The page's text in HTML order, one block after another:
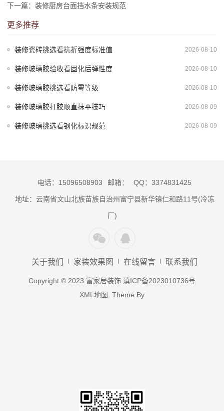
下一篇： 装修厨房台面挡水条安装规范
更多推荐
2026-08-10
装修瓷砖挑选看抗折强度标准值
2026-08-10
装修玻璃胶验收看固化后弹性度
2026-08-10
装修玻璃胶挑选看防霉等级
2026-08-09
装修玻璃胶打胶顺直抹平技巧
2026-08-09
装修玻璃挑选看钢化标识规范
电话：15096508903 邮箱： QQ：3374831425
地址：云南省文山北族苗族自治州富宁县新华镇仁和路11号(冷冻
厂)
关于我们 家装效果图 在线留言 联系我们
Copyright © 2023 富家居装饰 滇ICP备2023010736号
XML地图
. Theme By